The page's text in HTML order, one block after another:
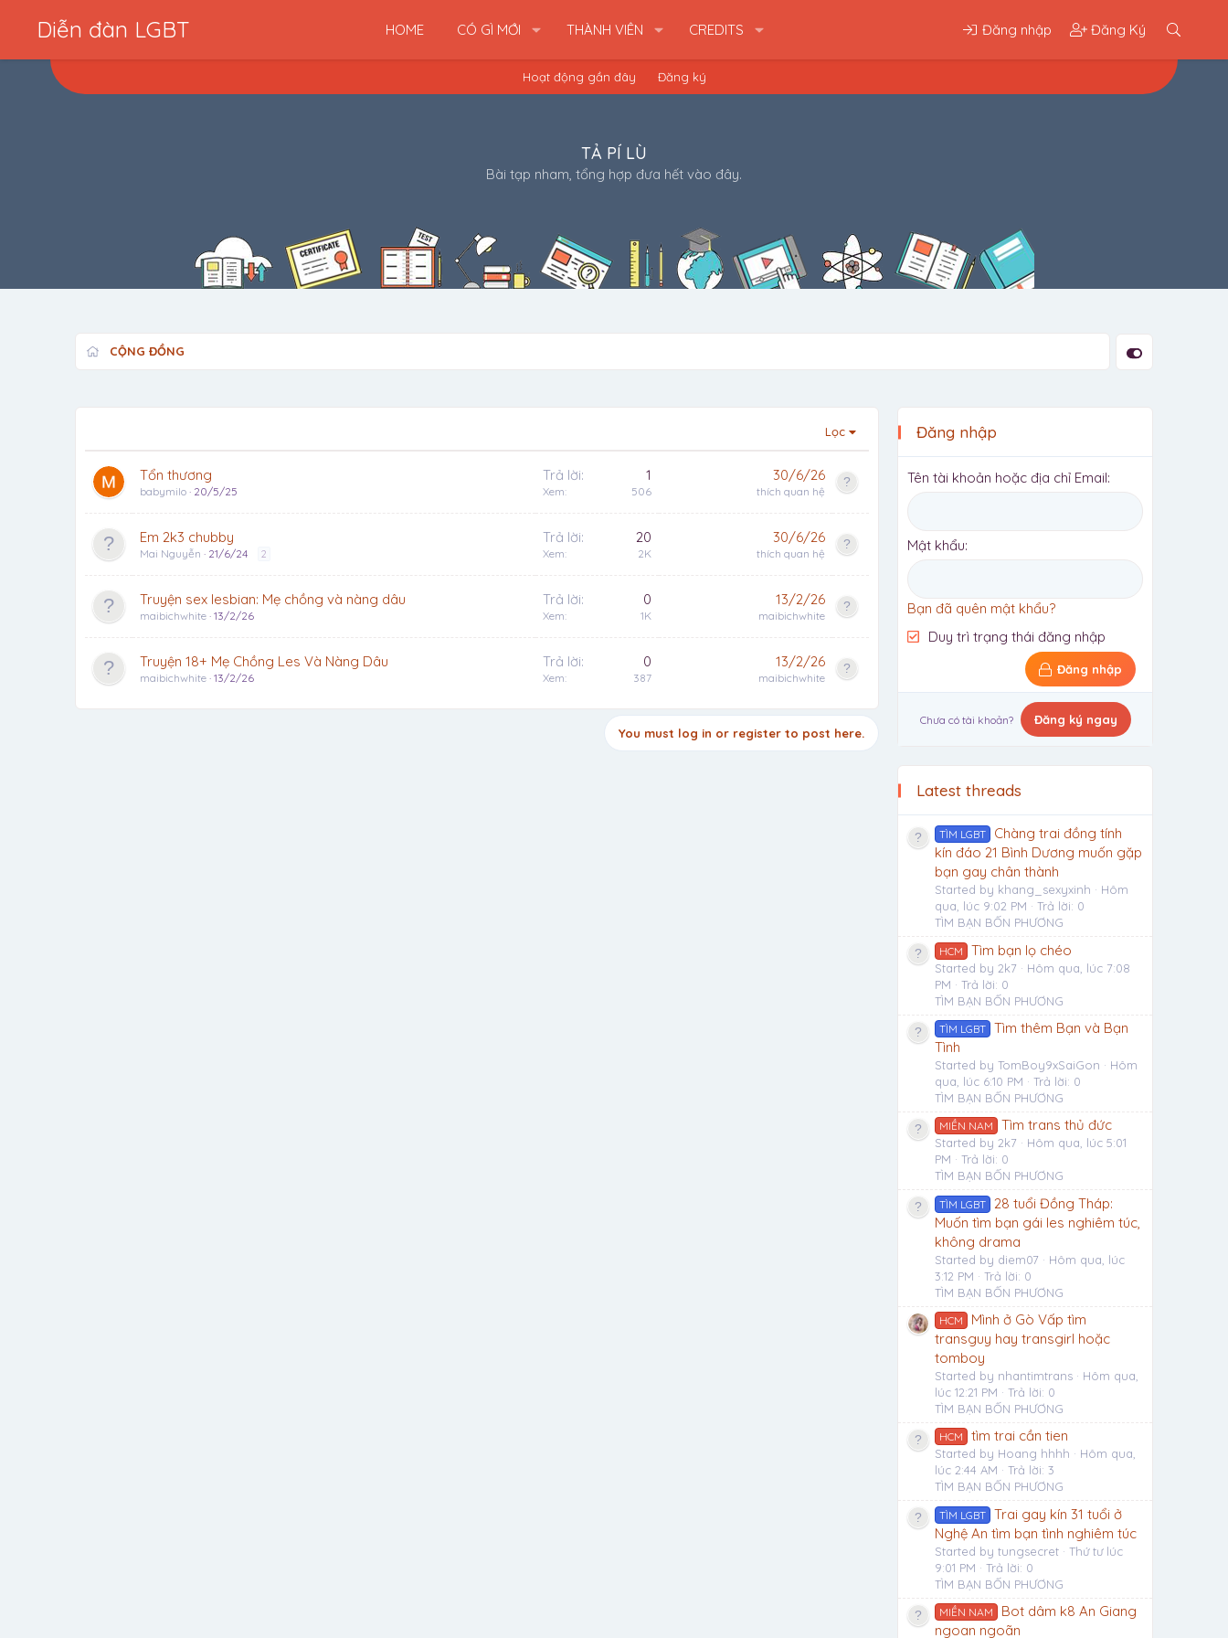
Diễn đàn LGBT HOME CÓ GÌ MỚI THÀNH VIÊN CREDITS Đăng nhập Đăng Ký
Hoạt động gần đây Đăng ký
TẢ PÍ LÙ
Bài tạp nham, tổng hợp đưa hết vào đây.
CỘNG ĐỒNG
Lọc
Tổn thương
babymilo 20/5/25
Trả lời 1
Xem 506
30/6/26
thích quan hệ
Em 2k3 chubby
Mai Nguyễn 21/6/24 2
Trả lời 20
Xem 2K
30/6/26
thích quan hệ
Truyện sex lesbian: Mẹ chồng và nàng dâu
maibichwhite 13/2/26
Trả lời 0
Xem 1K
13/2/26
maibichwhite
Truyện 18+ Mẹ Chồng Les Và Nàng Dâu
maibichwhite 13/2/26
Trả lời 0
Xem 387
13/2/26
maibichwhite
You must log in or register to post here.
Đăng nhập
Tên tài khoản hoặc địa chỉ Email
Mật khẩu
Bạn đã quên mật khẩu?
Duy trì trạng thái đăng nhập
Đăng nhập
Chưa có tài khoản? Đăng ký ngay
Latest threads
TÌM LGBT
Chàng trai đồng tính
kín đáo 21 Bình Dương muốn gặp
bạn gay chân thành
Started by khang_sexyxinh
Hôm
qua, lúc 9:02 PM
Trả lời: 0
TÌM BẠN BỐN PHƯƠNG
HCM Tìm bạn lọ chéo
Started by 2k7
Hôm qua, lúc 7:08
PM
Trả lời: 0
TÌM BẠN BỐN PHƯƠNG
TÌM LGBT
Tìm thêm Bạn và Bạn
Tình
Started by TomBoy9xSaiGon
Hôm
qua, lúc 6:10 PM
Trả lời: 0
TÌM BẠN BỐN PHƯƠNG
MIỀN NAM Tìm trans thủ đức
Started by 2k7
Hôm qua, lúc 5:01
PM
Trả lời: 0
TÌM BẠN BỐN PHƯƠNG
TÌM LGBT
28 tuổi Đồng Tháp:
Muốn tìm bạn gái les nghiêm túc,
không drama
Started by diem07
Hôm qua, lúc
3:12 PM
Trả lời: 0
TÌM BẠN BỐN PHƯƠNG
HCM
Mình ở Gò Vấp tìm
transguy hay transgirl hoặc
tomboy
Started by nhantimtrans
Hôm qua,
lúc 12:21 PM
Trả lời: 0
TÌM BẠN BỐN PHƯƠNG
HCM tìm trai cần tien
Started by Hoang hhhh
Hôm qua,
lúc 2:44 AM
Trả lời: 3
TÌM BẠN BỐN PHƯƠNG
TÌM LGBT
Trai gay kín 31 tuổi ở
Nghệ An tìm bạn tình nghiêm túc
Started by tungsecret
Thứ tư lúc
9:01 PM
Trả lời: 0
TÌM BẠN BỐN PHƯƠNG
MIỀN NAM
Bot dâm k8 An Giang
ngoan ngoãn